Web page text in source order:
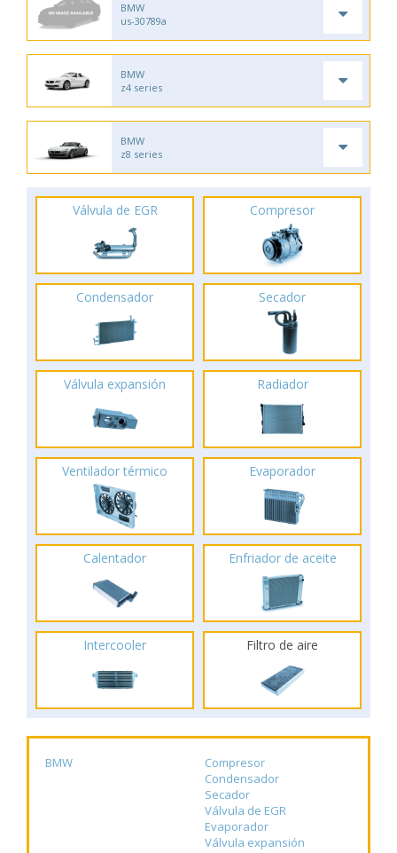
BMW
us-30789a
BMW
z4 series
BMW
z8 series
Válvula de EGR Compresor
Condensador Secador
Válvula expansión Radiador
Ventilador térmico Evaporador
Calentador Enfriador de aceite
Intercooler Filtro de aire
BMW
Compresor
Condensador
Secador
Válvula de EGR
Evaporador
Válvula expansión